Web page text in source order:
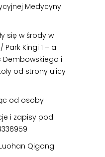
Medycyny
się w środy w
Park Kingi 1 – a
Dembowskiego i
od strony ulicy
od osoby
i zapisy pod
Qigong: